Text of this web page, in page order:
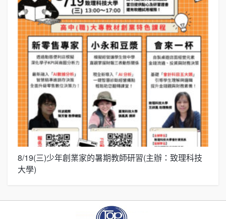
8/19(三)少年創業家的暑期教師研習(主辦：致理科技
大學)